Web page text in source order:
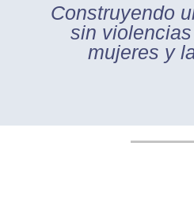
Construyendo
sin
mujeres y